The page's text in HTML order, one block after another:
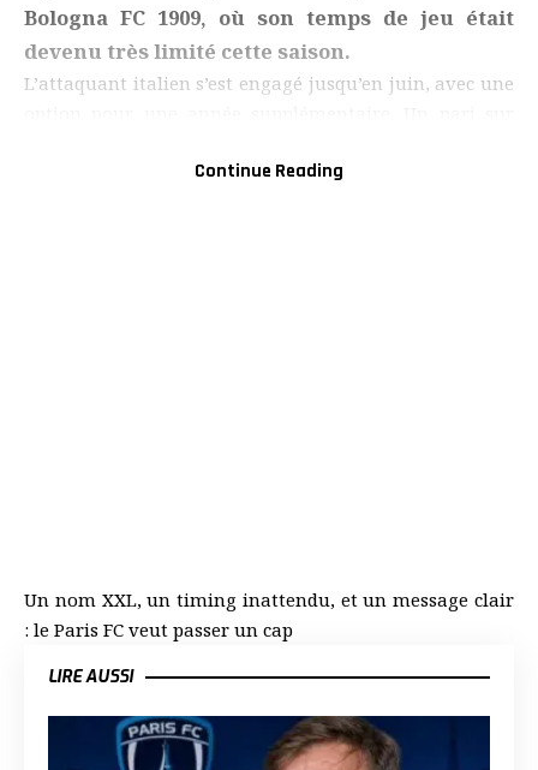
Bologna FC 1909, où son temps de jeu était
devenu très limité cette saison.
L’attaquant italien s’est engagé jusqu’en juin, avec une
Un nom XXL, un timing inattendu, et un message clair
: le Paris FC veut passer un cap
LIRE AUSSI
Continue Reading